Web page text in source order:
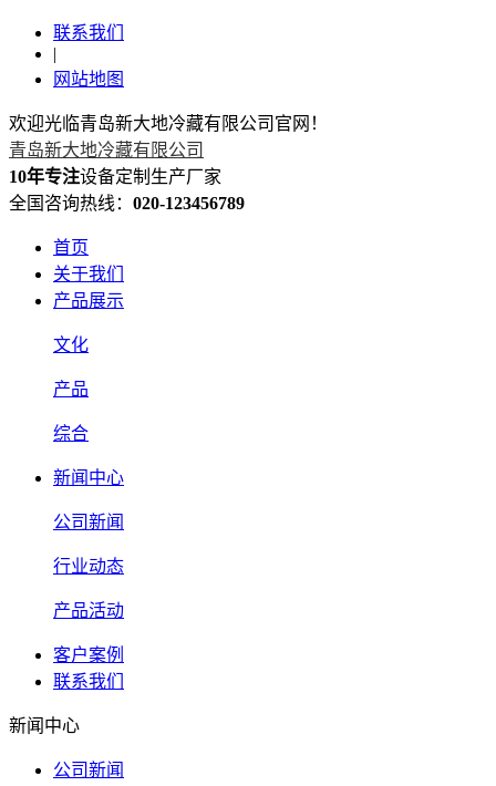
联系我们
|
网站地图
欢迎光临青岛新大地冷藏有限公司官网！
青岛新大地冷藏有限公司
10年专注设备定制生产厂家
全国咨询热线： 020-123456789
首页
关于我们
产品展示
文化
产品
综合
新闻中心
公司新闻
行业动态
产品活动
客户案例
联系我们
新闻中心
公司新闻